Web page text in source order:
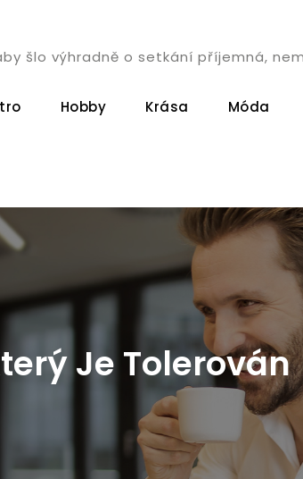
šlo výhradně o setkání příjemná,
Hobby Krása Móda
Je Tolerován